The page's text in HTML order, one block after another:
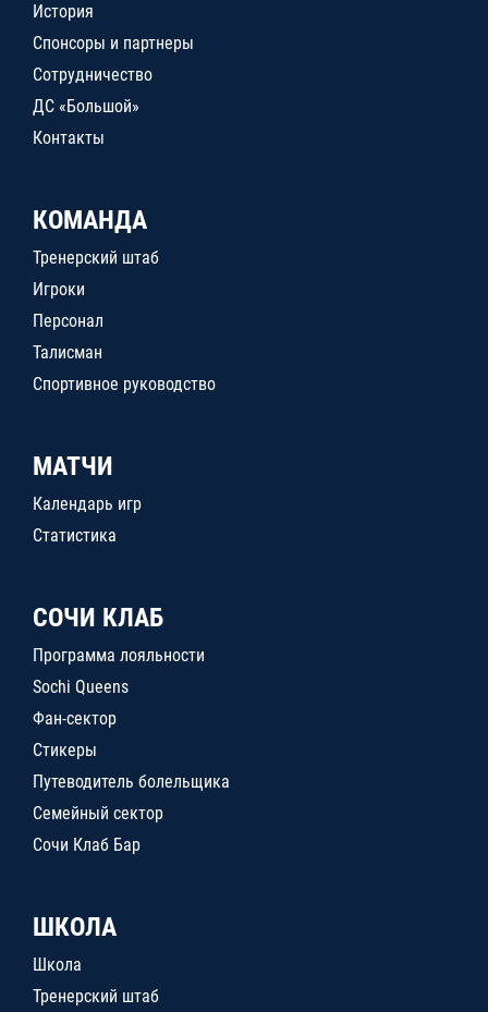
История
Спонсоры и партнеры
Сотрудничество
ДС «Большой»
Контакты
КОМАНДА
Тренерский штаб
Игроки
Персонал
Талисман
Спортивное руководство
МАТЧИ
Календарь игр
Статистика
СОЧИ КЛАБ
Программа лояльности
Sochi Queens
Фан-сектор
Стикеры
Путеводитель болельщика
Семейный сектор
Сочи Клаб Бар
ШКОЛА
Школа
Тренерский штаб